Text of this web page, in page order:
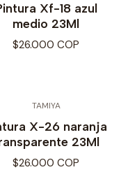
Xf-18 azul
medio 23Ml
$26.000 COP
TAMIYA
X-26 naranja
23Ml
$26.000 COP